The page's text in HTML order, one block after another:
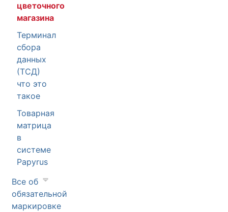
цветочного
магазина
Терминал
сбора
данных
(ТСД)
что это
такое
Товарная
матрица
в
системе
Papyrus
Все об
обязательной
маркировке